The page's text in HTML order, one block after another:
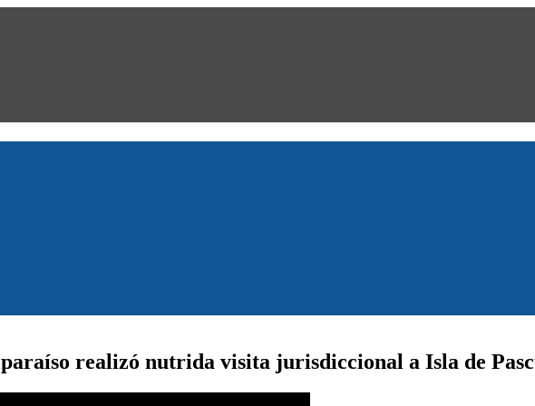
realizó nutrida visita jurisdiccional a Isla de